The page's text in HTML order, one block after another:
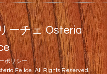
ーチェ Osteria
ポリシー
Felice. All Rights Reserved.